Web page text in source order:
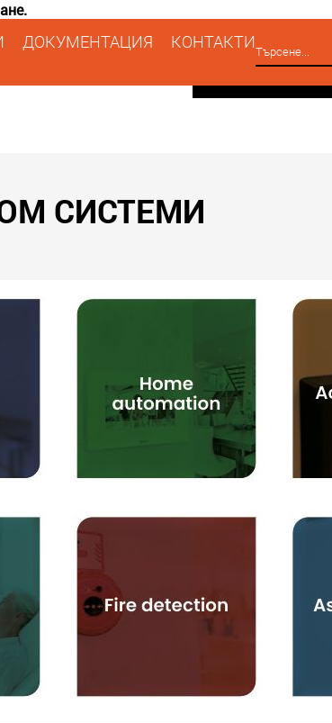
ДОКУМЕНТАЦИЯ КОНТАКТИ
СИСТЕМИ